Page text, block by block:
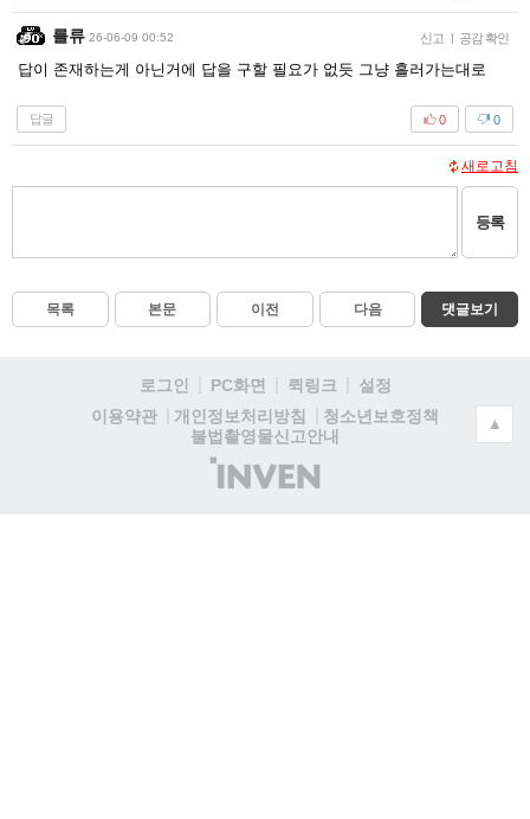
를류 26-06-09 00:52 신고 | 공감 확인
답이 존재하는게 아닌거에 답을 구할 필요가 없듯 그냥 흘러가는대로
답글 0
0
새로고침
등록
목록 본문 이전 다음 댓글보기
로그인 PC화면 퀵링크
설정
이용약관
개인정보처리방침
청소년보호정책
불법촬영물신고안내
(주)
인
▲